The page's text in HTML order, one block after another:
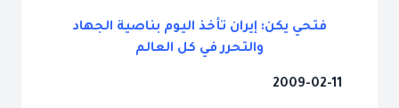
فتحي يكن: إيران تأخذ اليوم بناصية الجهاد
والتحرر في كل العالم
2009-02-11